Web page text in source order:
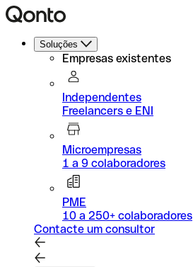
Soluções
Empresas existentes
Independentes
Freelancers e ENI
Microempresas
1 a 9 colaboradores
PME
10 a 250+ colaboradores
Contacte um consultor